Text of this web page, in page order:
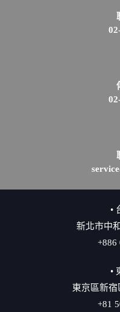
•
新北市中
+886
•
東京區新宿
+81